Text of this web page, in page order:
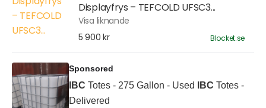
Displayfrys – TEFCOLD UFSC3...
Visa liknande
5 900 kr
Blocket.se